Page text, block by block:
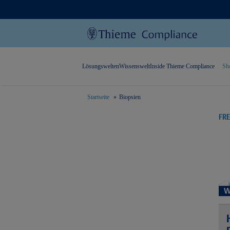
LösungsweltenWissensweltInside Thieme Compliance
Startseite Biopsien